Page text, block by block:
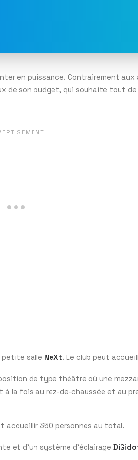
en puissance. Contrairement aux
de son budget, qui souhaite tout
petite salle NeXt. Le club peut
de type théâtre où une
à la fois au rez-de-chaussée et au
accueillir 350 personnes au total.
et d’un système d’éclairage